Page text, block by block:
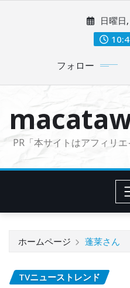
に
日曜
フォロー
PR「本サイトはアフィリ
ホームページ 蓬莱さん
TVニューストレンド